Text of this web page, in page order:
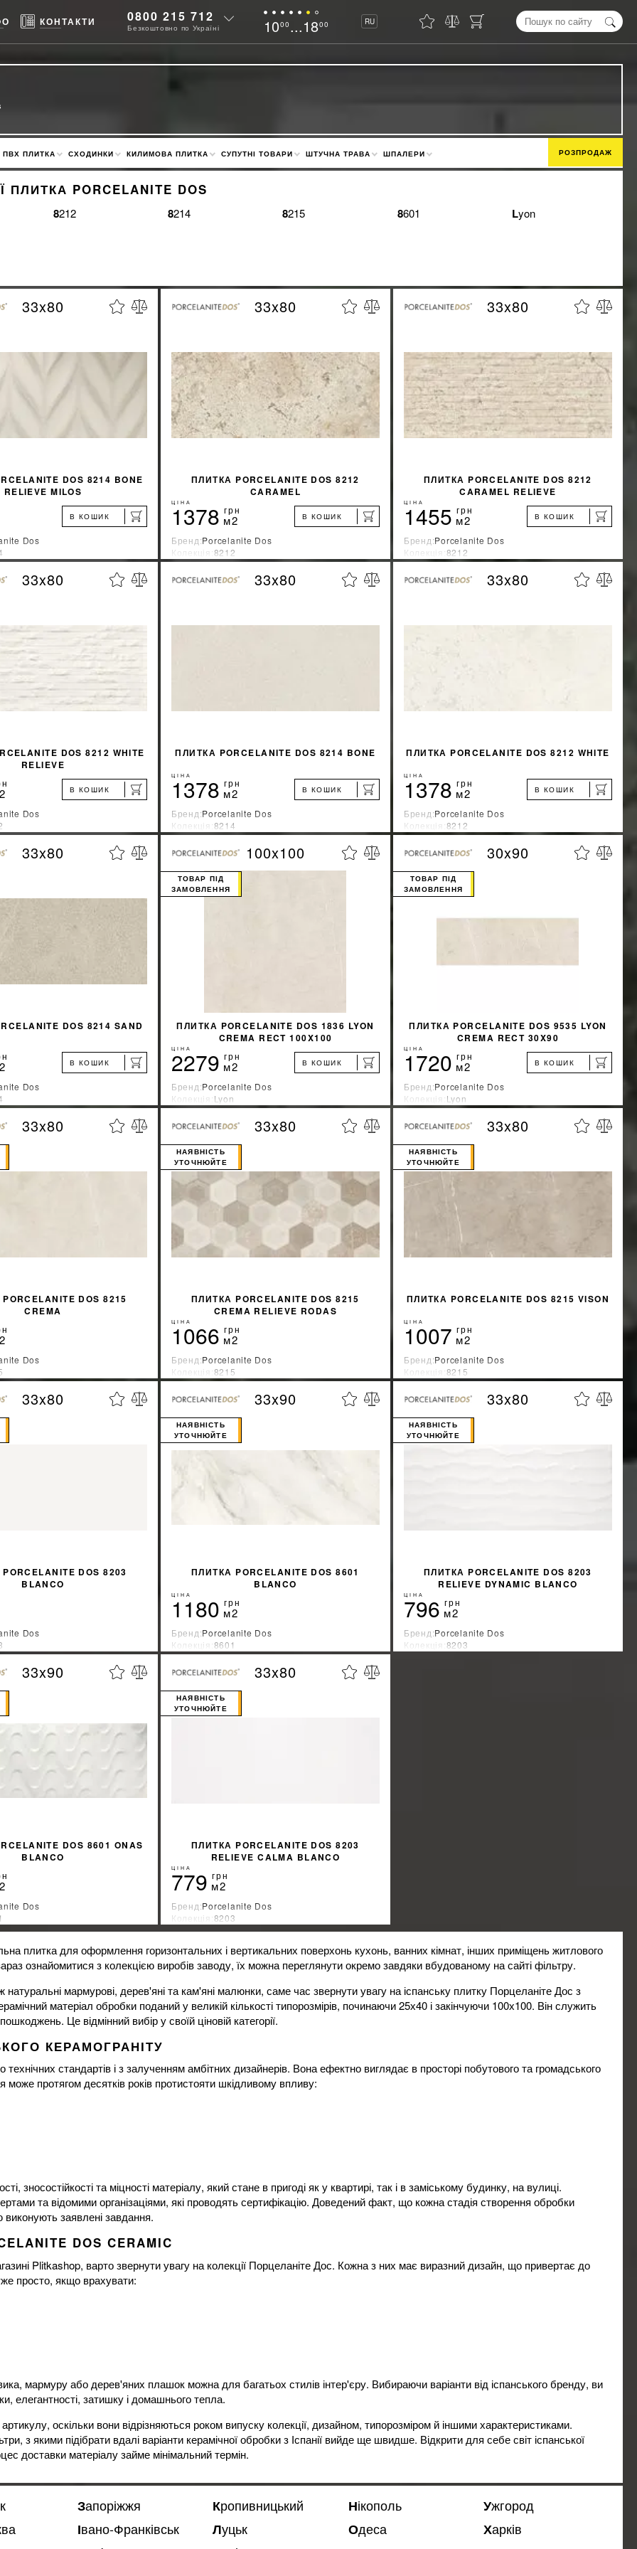
КОНТАКТИ 0800 215 712
Безкоштовно по Україні 1000 ...1800 RU
ПВХ ПЛИТКА СХОДИНКИ КИЛИМОВА ПЛИТКА СУПУТНІ ТОВАРИ ШТУЧНА ТРАВА ШПАЛЕРИ РОЗПРОДАЖ
ПЛИТКА PORCELANITE DOS
8212 8214 8215 8601 Lyon
33x80
DOS 8214 BONE
RELIEVE MILOS
В КОШИК
Dos
Испания
ДІЗНАТИСЯ ЗНИЖКУ %
КУПИТИ
33x80
ПЛИТКА PORCELANITE DOS 8212
CARAMEL
ЦІНА
1378 грн
м2 В КОШИК
Бренд:Porcelanite Dos
Колекція:8212
Країна-виробник:Испания
ДІЗНАТИСЯ ЗНИЖКУ %
КУПИТИ
33x80
ПЛИТКА PORCELANITE DOS 8212
CARAMEL RELIEVE
ЦІНА
1455 грн
м2 В КОШИК
Бренд:Porcelanite Dos
Колекція:8212
Країна-виробник:Испания
ДІЗНАТИСЯ ЗНИЖКУ %
КУПИТИ
33x80
DOS 8212 WHITE
RELIEVE
В КОШИК
Dos
Испания
ДІЗНАТИСЯ ЗНИЖКУ %
КУПИТИ
33x80
ПЛИТКА PORCELANITE DOS 8214 BONE
ЦІНА
1378 грн
м2 В КОШИК
Бренд:Porcelanite Dos
Колекція:8214
Країна-виробник:Испания
ДІЗНАТИСЯ ЗНИЖКУ %
33x80
ПЛИТКА PORCELANITE DOS 8212 WHITE
ЦІНА
1378 грн
м2 В КОШИК
Бренд:Porcelanite Dos
Колекція:8212
Країна-виробник:Испания
ДІЗНАТИСЯ ЗНИЖКУ %
33x80
DOS 8214 SAND
В КОШИК
Dos
Испания
ДІЗНАТИСЯ ЗНИЖКУ %
КУПИТИ
100x100
ПЛИТКА PORCELANITE DOS 1836 LYON
CREMA RECT 100X100
ТОВАР ПІД
ЗАМОВЛЕННЯ
ЦІНА
2279 грн
м2 В КОШИК
Бренд:Porcelanite Dos
Колекція:Lyon
Країна-виробник:Испания
ДІЗНАТИСЯ ЗНИЖКУ %
КУПИТИ
30x90
ПЛИТКА PORCELANITE DOS 9535 LYON
CREMA RECT 30X90
ТОВАР ПІД
ЗАМОВЛЕННЯ
ЦІНА
1720 грн
м2 В КОШИК
Бренд:Porcelanite Dos
Колекція:Lyon
Країна-виробник:Испания
ДІЗНАТИСЯ ЗНИЖКУ %
КУПИТИ
33x80
DOS 8215
CREMA
Dos
Испания
ДІЗНАТИСЯ ЗНИЖКУ %
33x80
ПЛИТКА PORCELANITE DOS 8215
CREMA RELIEVE RODAS
НАЯВНІСТЬ
УТОЧНЮЙТЕ
ЦІНА
1066 грн
м2
Бренд:Porcelanite Dos
Колекція:8215
Країна-виробник:Испания
ДІЗНАТИСЯ ЗНИЖКУ %
33x80
ПЛИТКА PORCELANITE DOS 8215 VISON
НАЯВНІСТЬ
УТОЧНЮЙТЕ
ЦІНА
1007 грн
м2
Бренд:Porcelanite Dos
Колекція:8215
Країна-виробник:Испания
ДІЗНАТИСЯ ЗНИЖКУ %
33x80
DOS 8203
BLANCO
Dos
Испания
ДІЗНАТИСЯ ЗНИЖКУ %
33x90
ПЛИТКА PORCELANITE DOS 8601
BLANCO
НАЯВНІСТЬ
УТОЧНЮЙТЕ
ЦІНА
1180 грн
м2
Бренд:Porcelanite Dos
Колекція:8601
Країна-виробник:Испания
ДІЗНАТИСЯ ЗНИЖКУ %
33x80
ПЛИТКА PORCELANITE DOS 8203
RELIEVE DYNAMIC BLANCO
НАЯВНІСТЬ
УТОЧНЮЙТЕ
ЦІНА
796 грн
м2
Бренд:Porcelanite Dos
Колекція:8203
33x90
DOS 8601 ONAS
BLANCO
Dos
Испания
ДІЗНАТИСЯ ЗНИЖКУ %
33x80
ПЛИТКА PORCELANITE DOS 8203
RELIEVE CALMA BLANCO
НАЯВНІСТЬ
УТОЧНЮЙТЕ
ЦІНА
779 грн
м2
Бренд:Porcelanite Dos
Колекція:8203
Країна-виробник:Испания
ДІЗНАТИСЯ ЗНИЖКУ %
плитка для оформлення горизонтальних і вертикальних поверхонь кухонь, ванних кімнат, інших приміщень житлового
ознайомитися з колекцією виробів заводу, їх можна переглянути окремо завдяки вбудованому на сайті фільтру.
мармурові, дерев'яні та кам'яні малюнки, саме час звернути увагу на іспанську плитку Порцеланіте Дос з
матеріал обробки поданий у великій кількості типорозмірів, починаючи 25х40 і закінчуючи 100х100. Він служить
Це відмінний вибір у своїй ціновій категорії.
КЕРАМОГРАНІТУ
стандартів і з залученням амбітних дизайнерів. Вона ефектно виглядає в просторі побутового та громадського
протягом десятків років протистояти шкідливому впливу:
зносостійкості та міцності матеріалу, який стане в пригоді як у квартирі, так і в заміському будинку, на вулиці.
та відомими організаціями, які проводять сертифікацію. Доведений факт, що кожна стадія створення обробки
виконують заявлені завдання.
DOS CERAMIC
Plitkashop, варто звернути увагу на колекції Порцеланіте Дос. Кожна з них має виразний дизайн, що привертає до
просто, якщо врахувати:
мармуру або дерев'яних плашок можна для багатьох стилів інтер'єру. Вибираючи варіанти від іспанського бренду, ви
елегантності, затишку і домашнього тепла.
оскільки вони відрізняються роком випуску колекції, дизайном, типорозміром й іншими характеристиками.
з якими підібрати вдалі варіанти керамічної обробки з Іспанії вийде ще швидше. Відкрити для себе світ іспанської
доставки матеріалу займе мінімальний термін.
Запоріжжя
Івано-Франківськ
Кропивницький
Луцьк
Нікополь
Одеса
Ужгород
Харків